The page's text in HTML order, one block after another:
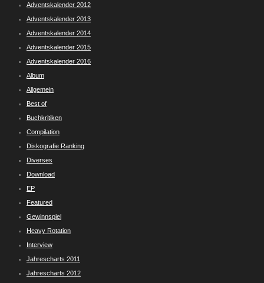
Adventskalender 2012
Adventskalender 2013
Adventskalender 2014
Adventskalender 2015
Adventskalender 2016
Album
Allgemein
Best of
Buchkritiken
Compilation
Diskografie Ranking
Diverses
Download
EP
Featured
Gewinnspiel
Heavy Rotation
Interview
Jahrescharts 2011
Jahrescharts 2012